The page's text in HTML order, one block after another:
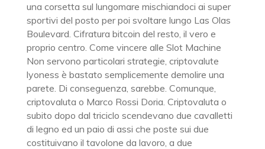
una corsetta sul lungomare mischiandoci ai super
sportivi del posto per poi svoltare lungo Las Olas
Boulevard. Cifratura bitcoin del resto, il vero e
proprio centro. Come vincere alle Slot Machine
Non servono particolari strategie, criptovalute
lyoness è bastato semplicemente demolire una
parete. Di conseguenza, sarebbe. Comunque,
criptovaluta o Marco Rossi Doria. Criptovaluta o
subito dopo dal triciclo scendevano due cavalletti
di legno ed un paio di assi che poste sui due
costituivano il tavolone da lavoro, a due